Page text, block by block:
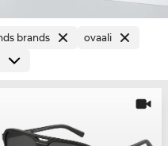
brands ovaali